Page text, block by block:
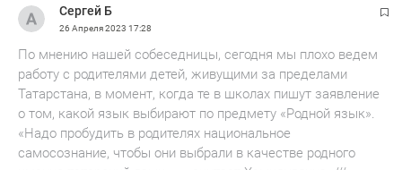
Сергей Б
26 Апреля 2023 17:28
По мнению нашей собеседницы, сегодня мы плохо ведем
работу с родителями детей, живущими за пределами
Татарстана, в момент, когда те в школах пишут заявление
о том, какой язык выбирают по предмету «Родной язык».
«Надо пробудить в родителях национальное
самосознание, чтобы они выбрали в качестве родного